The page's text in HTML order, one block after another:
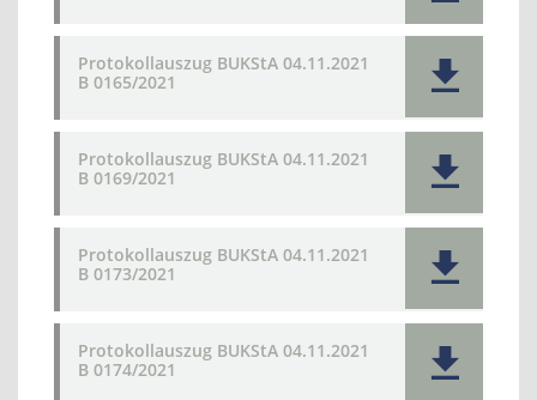
Protokollauszug BUKStA 04.11.2021
B 0165/2021
Protokollauszug BUKStA 04.11.2021
B 0169/2021
Protokollauszug BUKStA 04.11.2021
B 0173/2021
Protokollauszug BUKStA 04.11.2021
B 0174/2021